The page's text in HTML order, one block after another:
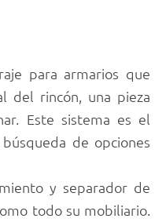
para armarios que
del rincón, una pieza
Este sistema es el
de opciones
y separador de
todo su mobiliario.